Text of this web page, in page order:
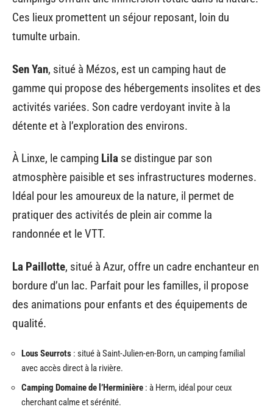
Ces lieux promettent un séjour reposant, loin du
tumulte urbain.
Sen Yan, situé à Mézos, est un camping haut de
gamme qui propose des hébergements insolites et des
activités variées. Son cadre verdoyant invite à la
détente et à l’exploration des environs.
À Linxe, le camping Lila se distingue par son
atmosphère paisible et ses infrastructures modernes.
Idéal pour les amoureux de la nature, il permet de
pratiquer des activités de plein air comme la
randonnée et le VTT.
La Paillotte, situé à Azur, offre un cadre enchanteur en
bordure d’un lac. Parfait pour les familles, il propose
des animations pour enfants et des équipements de
qualité.
Lous Seurrots : situé à Saint-Julien-en-Born, un camping familial
avec accès direct à la rivière.
Camping Domaine de l’Herminière : à Herm, idéal pour ceux
cherchant calme et sérénité.